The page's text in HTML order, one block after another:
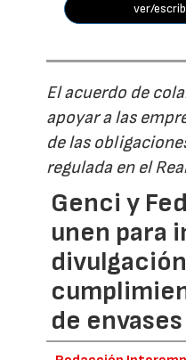
ver/
El acuerdo de
apoyar a las
de las
regulada en el
Genci y
unen para
de